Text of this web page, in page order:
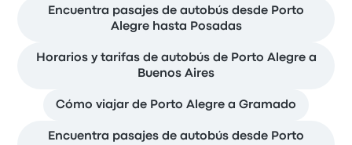
Encuentra pasajes de autobús desde Porto
Alegre hasta Posadas
Horarios y tarifas de autobús de Porto Alegre a
Buenos Aires
Cómo viajar de Porto Alegre a Gramado
Encuentra pasajes de autobús desde Porto